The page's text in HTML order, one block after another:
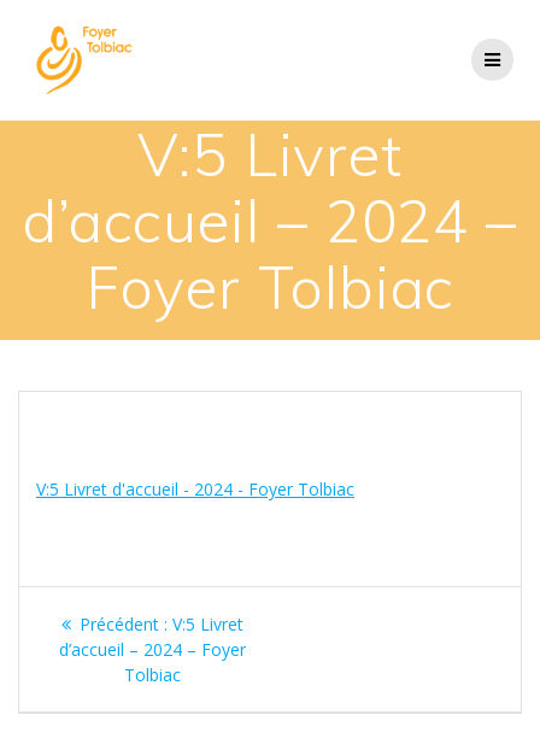
V:5 Livret
d’accueil – 2024 –
Foyer Tolbiac
V:5 Livret d'accueil - 2024 - Foyer Tolbiac
Précédent : V:5 Livret
d’accueil – 2024 – Foyer
Tolbiac